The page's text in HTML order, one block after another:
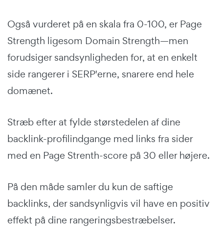
Også vurderet på en skala fra 0-100, er Page
Strength ligesom Domain Strength—men
forudsiger sandsynligheden for, at en enkelt
side rangerer i SERP'erne, snarere end hele
domænet.
Stræb efter at fylde størstedelen af dine
backlink-profilindgange med links fra sider
med en Page Strenth-score på 30 eller højere.
På den måde samler du kun de saftige
backlinks, der sandsynligvis vil have en positiv
effekt på dine rangeringsbestræbelser.